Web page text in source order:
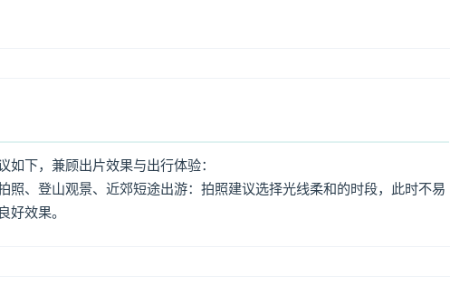
下，兼顾出片效果与出行体验：
、登山观景、近郊短途出游：拍照建议选择光线柔和的时段，此时不易
好效果。